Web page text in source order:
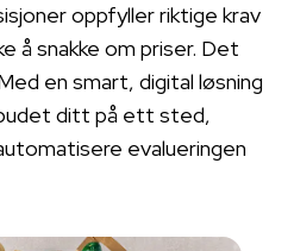
oppfyller riktige krav
å snakke om priser. Det
en smart, digital løsning
ditt på ett sted,
evalueringen